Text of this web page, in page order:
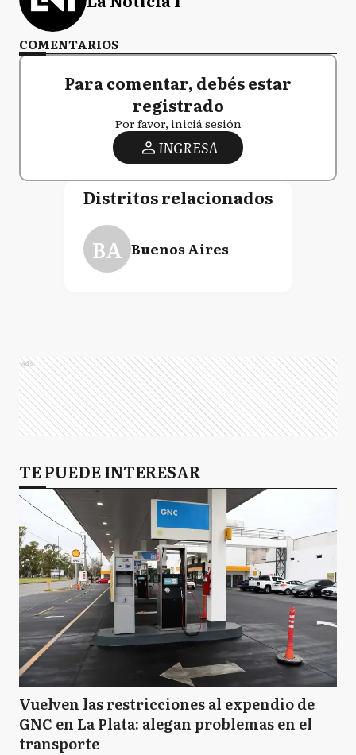
COMENTARIOS
Para comentar, debés estar
registrado
Por favor, iniciá sesión
INGRESA
Distritos relacionados
BA Buenos Aires
Ads
TE PUEDE INTERESAR
Vuelven las restricciones al expendio de
GNC en La Plata: alegan problemas en el
transporte